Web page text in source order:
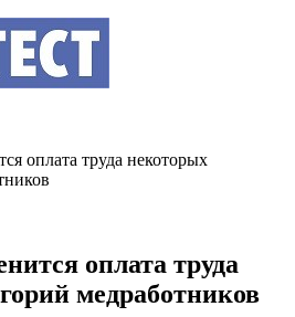
оплата труда некоторых
оплата труда
медработников